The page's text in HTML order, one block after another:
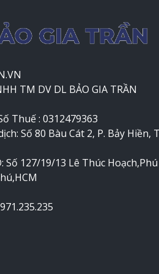
TM DV DL BẢO GIA TRẦN
Thuế : 0312479363
Số 80 Bàu Cát 2, P. Bảy Hiền,
Số 127/19/13 Lê Thúc